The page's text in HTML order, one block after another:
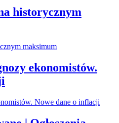
historycznym
ekonomistów.